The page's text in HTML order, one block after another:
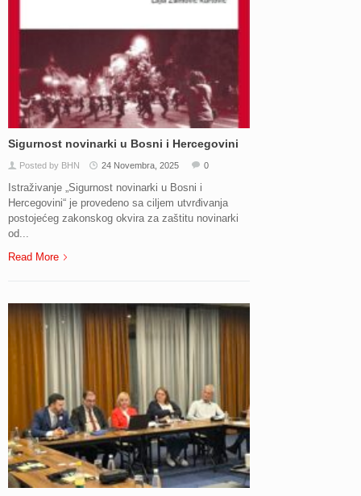
Sigurnost novinarki u Bosni i Hercegovini
Posted by BHN 24 Novembra, 2025 0
Istraživanje „Sigurnost novinarki u Bosni i
Hercegovini“ je provedeno sa ciljem utvrđivanja
postojećeg zakonskog okvira za zaštitu novinarki
od...
Read More